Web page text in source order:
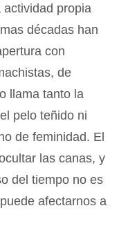
propia
décadas han
con
de
llama tanto la
pelo teñido ni
de feminidad. El
las canas, y
del tiempo no es
afectarnos a